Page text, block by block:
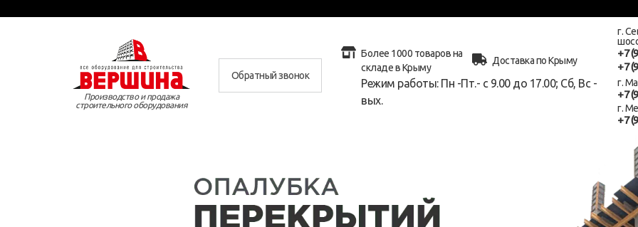
Производство и продажа
строительного оборудования
Обратный звонок
Более 1000 товаров на
складе в Крыму
Доставка по Крыму
Режим работы: Пн -Пт.- с 9.00 до 17.00; Сб, Вс -
вых.
г.
+7
+7
г.
+7
г.
+7